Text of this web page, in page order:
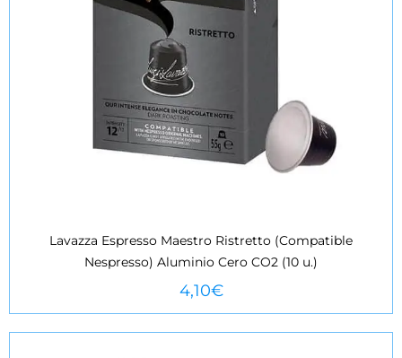
VEURE MÉS
Lavazza Espresso Maestro Ristretto (Compatible
Nespresso) Aluminio Cero CO2 (10 u.)
4,10€